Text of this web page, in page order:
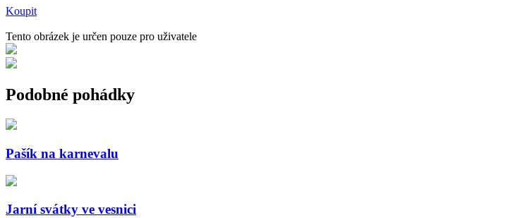
Koupit
Tento obrázek je určen pouze pro uživatele
Podobné pohádky
Pašík na karnevalu
Jarní svátky ve vesnici